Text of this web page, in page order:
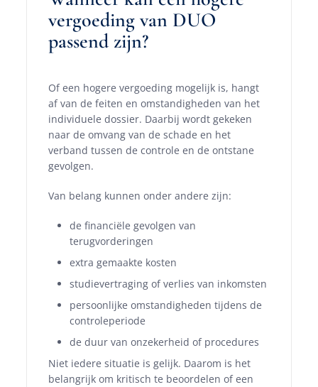
vergoeding van DUO
passend zijn?
Of een hogere vergoeding mogelijk is, hangt
af van de feiten en omstandigheden van het
individuele dossier. Daarbij wordt gekeken
naar de omvang van de schade en het
verband tussen de controle en de ontstane
gevolgen.
Van belang kunnen onder andere zijn:
de financiële gevolgen van
terugvorderingen
extra gemaakte kosten
studievertraging of verlies van inkomsten
persoonlijke omstandigheden tijdens de
controleperiode
de duur van onzekerheid of procedures
Niet iedere situatie is gelijk. Daarom is het
belangrijk om kritisch te beoordelen of een